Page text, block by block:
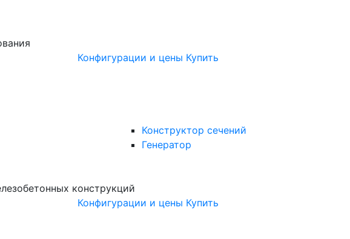
Конфигурации и цены Купить
Конструктор сечений
Генератор
конструкций
Конфигурации и цены Купить